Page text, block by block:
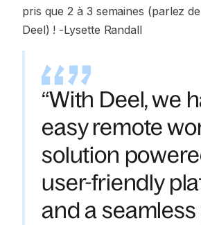
pris que 2 à 3 semaines (parlez
Deel) ! -Lysette Randall
“With Deel, we
easy remote
solution
user-friendly
and a